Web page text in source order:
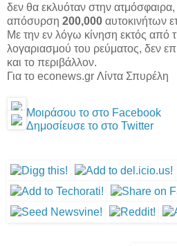
δεν θα εκλυόταν στην
απόσυρση 200,000 αυτοκινήτων
Με την εν λόγω κίνηση εκτός από
λογαριασμού του ρεύματος, δεν
και το περιβάλλον.
Για το econews.gr Λίντα Σπυρέλη
Μοιράσου το στο Facebook
Δημοσίευσε το στο Twitter